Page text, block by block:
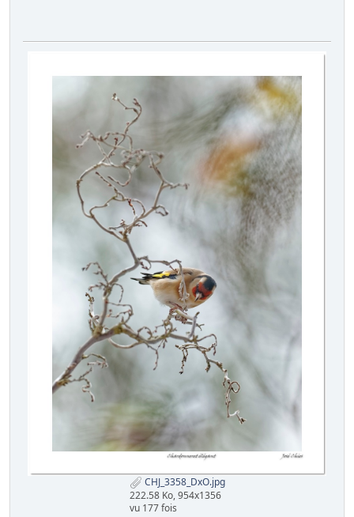
CHJ_3358_DxO.jpg
222.58 Ko, 954x1356
vu 177 fois